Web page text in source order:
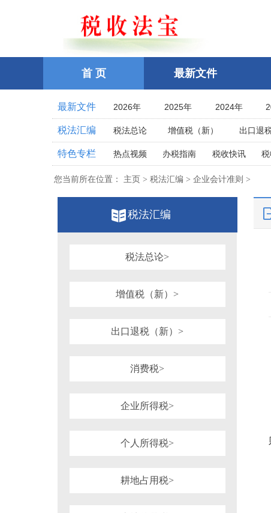
首 页 最新文件
最新文件 2026年 2025年 2024年
2021年
2020年 2019年
2016年
2015年 2014年
2011年
2010年 2009年
2006年
2005年 2004年
2001年
2000年 1999年
1996年
1995年
1991年
1990年 1989年
1986年
税法汇编 税法总论 增值税（新） 出口退
企业所得税
个人所得税 耕地占
土地增值税
房产税 契税 车
印花税
资源税
关税法
税收立法(规章、文件、批复）
税务行政公开
可持续披露准则
重点行业税收政策汇编
特色专栏 热点视频 办税指南 税收快讯 税
全国统一规范电子税务局
您当前所在位置： 主页 > 税法汇编 > 企业会计准则 >
税法汇编
税法总论>
增值税（新）>
出口退税（新）>
消费税>
企业所得税>
个人所得税>
耕地占用税>